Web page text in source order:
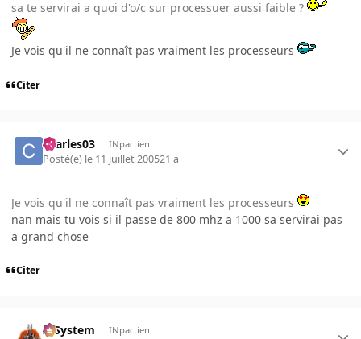
sa te servirai a quoi d'o/c sur processuer aussi faible ?
Je vois qu'il ne connaît pas vraiment les processeurs
Citer
charles03 INpactien
Posté(e) le 11 juillet 200521 a
Je vois qu'il ne connaît pas vraiment les processeurs
nan mais tu vois si il passe de 800 mhz a 1000 sa servirai pas
a grand chose
Citer
X-System INpactien